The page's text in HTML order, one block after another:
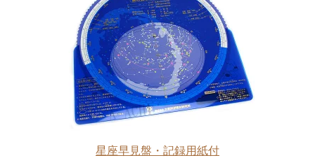
星座早見盤・記録用紙付